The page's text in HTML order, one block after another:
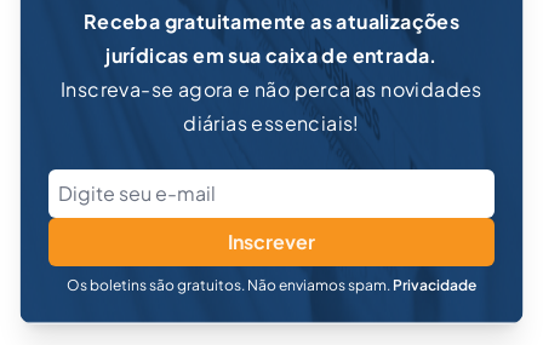
Receba gratuitamente as atualizações
jurídicas em sua caixa de entrada.
Inscreva-se agora e não perca as novidades
diárias essenciais!
Inscrever
Os boletins são gratuitos. Não enviamos spam. Privacidade